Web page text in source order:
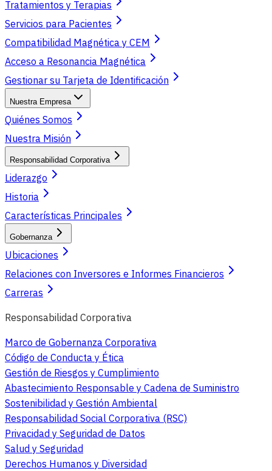
Tratamientos y Terapias
Servicios para Pacientes
Compatibilidad Magnética y CEM
Acceso a Resonancia Magnética
Gestionar su Tarjeta de Identificación
Nuestra Empresa
Quiénes Somos
Nuestra Misión
Responsabilidad Corporativa
Liderazgo
Historia
Características Principales
Gobernanza
Ubicaciones
Relaciones con Inversores e Informes Financieros
Carreras
Responsabilidad Corporativa
Marco de Gobernanza Corporativa
Código de Conducta y Ética
Gestión de Riesgos y Cumplimiento
Abastecimiento Responsable y Cadena de Suministro
Sostenibilidad y Gestión Ambiental
Responsabilidad Social Corporativa (RSC)
Privacidad y Seguridad de Datos
Salud y Seguridad
Derechos Humanos y Diversidad